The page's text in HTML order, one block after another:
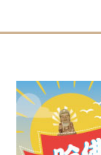
圖說：南華大學榮譽